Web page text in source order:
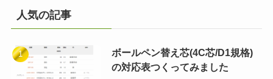
人気の記事
ボールペン替え芯(4C芯/D1規格)
の対応表つくってみました